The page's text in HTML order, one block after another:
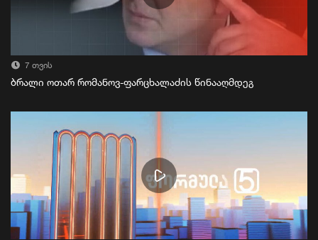
7 თვის
ბრალი ოთარ რომანოვ-ფარცხალაძის წინააღმდეგ